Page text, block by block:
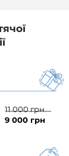
11 000 грн
9 000 грн